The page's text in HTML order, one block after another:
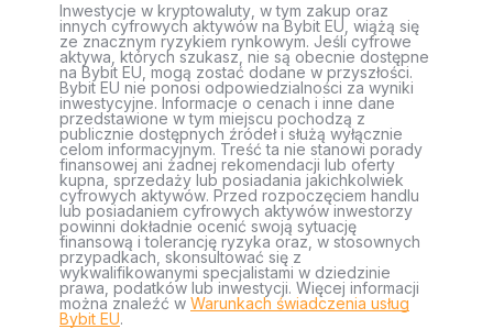
Inwestycje w kryptowaluty, w tym zakup oraz
innych cyfrowych aktywów na Bybit EU, wiążą się
ze znacznym ryzykiem rynkowym. Jeśli cyfrowe
aktywa, których szukasz, nie są obecnie dostępne
na Bybit EU, mogą zostać dodane w przyszłości.
Bybit EU nie ponosi odpowiedzialności za wyniki
inwestycyjne. Informacje o cenach i inne dane
przedstawione w tym miejscu pochodzą z
publicznie dostępnych źródeł i służą wyłącznie
celom informacyjnym. Treść ta nie stanowi porady
finansowej ani żadnej rekomendacji lub oferty
kupna, sprzedaży lub posiadania jakichkolwiek
cyfrowych aktywów. Przed rozpoczęciem handlu
lub posiadaniem cyfrowych aktywów inwestorzy
powinni dokładnie ocenić swoją sytuację
finansową i tolerancję ryzyka oraz, w stosownych
przypadkach, skonsultować się z
wykwalifikowanymi specjalistami w dziedzinie
prawa, podatków lub inwestycji. Więcej informacji
można znaleźć w Warunkach świadczenia usług
Bybit EU.